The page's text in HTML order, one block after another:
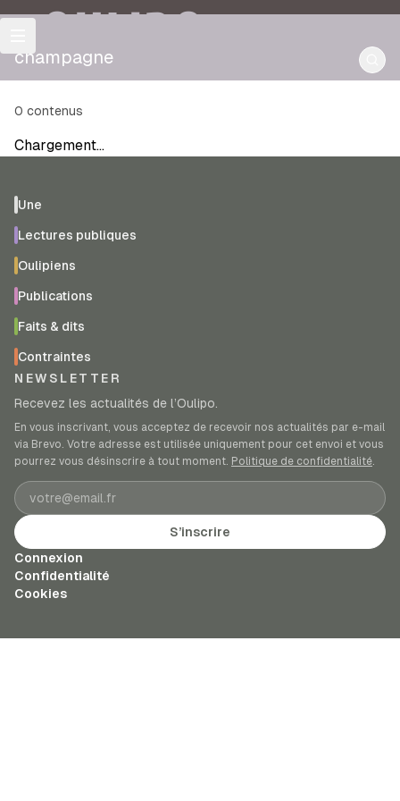
OULIPO
champagne
0 contenus
Chargement…
Une
Lectures publiques
Oulipiens
Publications
Faits & dits
Contraintes
NEWSLETTER
Recevez les actualités de l’Oulipo.
En vous inscrivant, vous acceptez de recevoir nos actualités par e-mail
via Brevo. Votre adresse est utilisée uniquement pour cet envoi et vous
pourrez vous désinscrire à tout moment. Politique de confidentialité.
Adresse e-mail
S’inscrire
Connexion
Confidentialité
Cookies